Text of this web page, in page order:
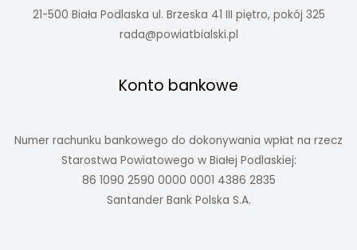
21-500 Biała Podlaska ul. Brzeska 41 III piętro, pokój 325
rada@powiatbialski.pl
Konto bankowe
Numer rachunku bankowego do dokonywania wpłat na rzecz
Starostwa Powiatowego w Białej Podlaskiej:
86 1090 2590 0000 0001 4386 2835
Santander Bank Polska S.A.